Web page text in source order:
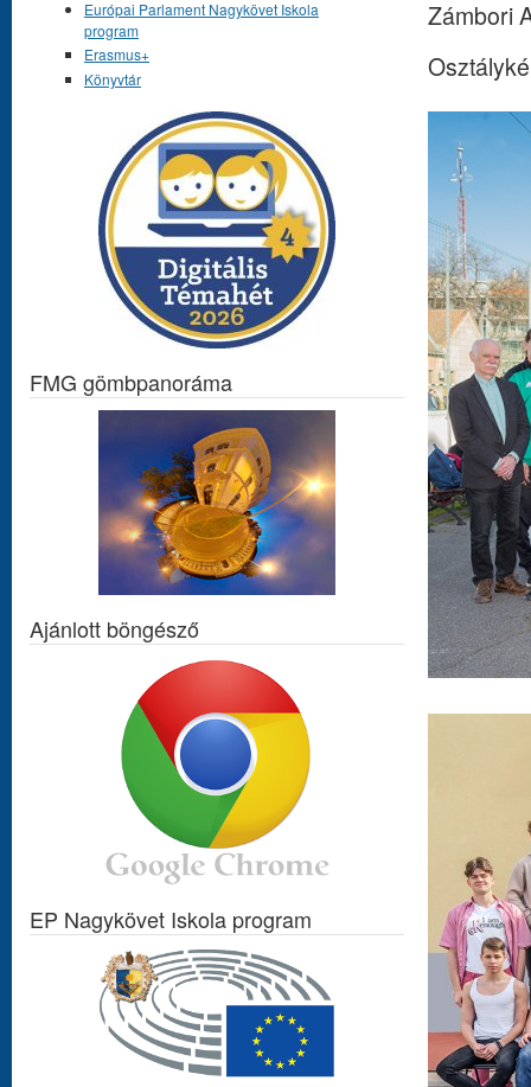
Zámbori
Európai Parlament Nagykövet Iskola
program
Erasmus+
Könyvtár
FMG gömbpanoráma
Ajánlott böngésző
EP Nagykövet Iskola program